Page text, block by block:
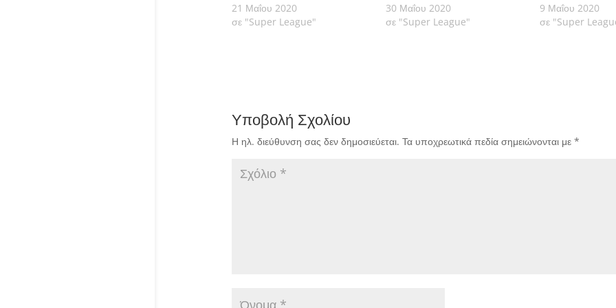
21 Μαΐου 2020
σε "Super League"
30 Μαΐου 2020
σε "Super League"
9 Μαΐου 2020
σε "Super
Υποβολή Σχολίου
Η ηλ. διεύθυνση σας δεν δημοσιεύεται. Τα υποχρεωτικά πεδία σημειώνονται με *